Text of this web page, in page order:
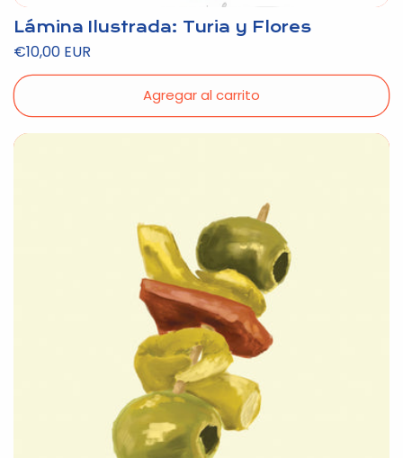
Lámina Ilustrada: Turia y Flores
Precio
habitual
€10,00 EUR
Agregar al carrito